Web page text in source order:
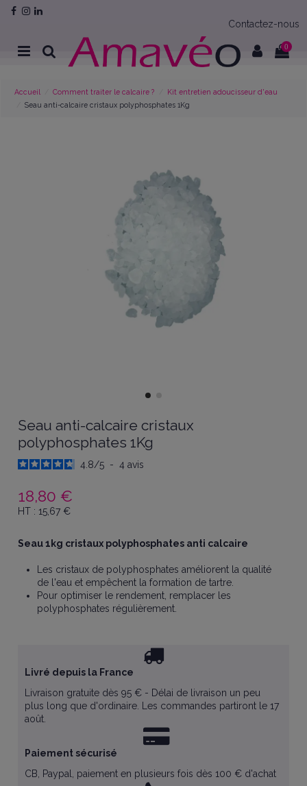
Contactez-nous
0
Accueil Comment traiter le calcaire ?
Kit entretien adoucisseur d'eau
Seau anti-calcaire cristaux polyphosphates 1Kg
Seau anti-calcaire cristaux
polyphosphates 1Kg
4.8/5 - 4avis
18,80 €
HT : 15,67€
Seau 1kg cristaux polyphosphates anti calcaire
Les cristaux de polyphosphates améliorent la qualité
de l'eau et empêchent la formation de tartre.
Pour optimiser le rendement, remplacer les
polyphosphates régulièrement.
Livré depuis la France
Livraison gratuite dès 95 € - Délai de livraison un peu
plus long que d'ordinaire. Les commandes partiront le 17
août.
Paiement sécurisé
CB, Paypal, paiement en plusieurs fois dès 100 € d'achat